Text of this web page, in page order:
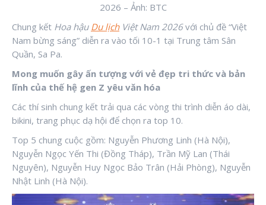
2026 – Ảnh: BTC
Chung kết Hoa hậu Du lịchViệt Nam 2026với chủ đề “Việt
Nam bừng sáng” diễn ra vào tối 10-1 tại Trung tâm Sân
Quần, Sa Pa.
Mong muốn gây ấn tượng với vẻ đẹp tri thức và bản
lĩnh của thế hệ gen Z yêu văn hóa
Các thí sinh chung kết trải qua các vòng thi trình diễn áo dài,
bikini, trang phục dạ hội để chọn ra top 10.
Top 5 chung cuộc gồm: Nguyễn Phương Linh (Hà Nội),
Nguyễn Ngọc Yến Thi (Đồng Tháp), Trần Mỹ Lan (Thái
Nguyên), Nguyễn Huy Ngọc Bảo Trân (Hải Phòng), Nguyễn
Nhật Linh (Hà Nội).